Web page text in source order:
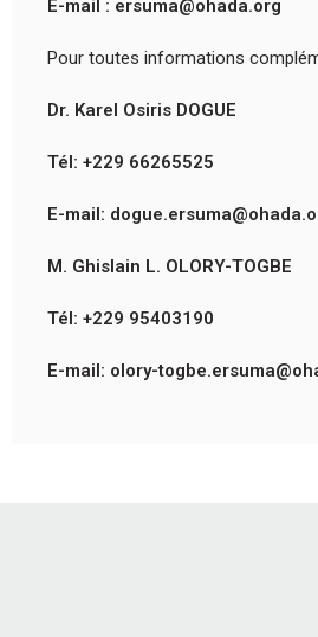
E-mail : ersuma@ohada.org
Pour toutes informations
Dr. Karel Osiris DOGUE
Tél: +229 66265525
E-mail:
M. Ghislain L. OLORY-TOGBE
Tél: +229 95403190
E-mail: olory-